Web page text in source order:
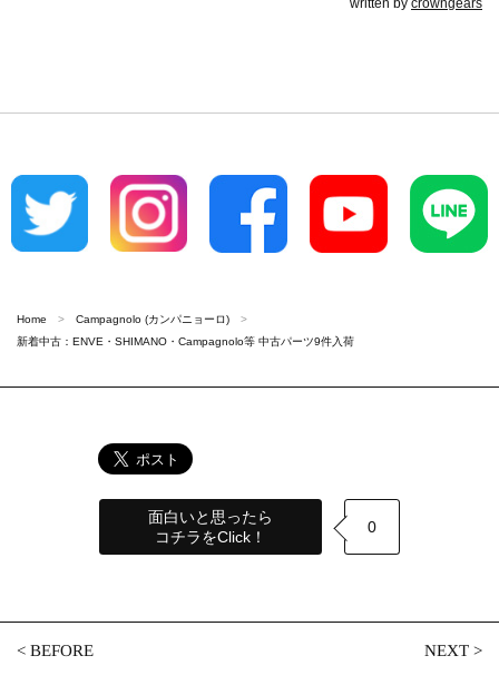
written by crowngears
Home
Campagnolo (カンパニョーロ)
新着中古：ENVE・SHIMANO・Campagnolo等 中古パーツ9件入荷
面白いと思ったら
コチラをClick！
0
<BEFORE NEXT>